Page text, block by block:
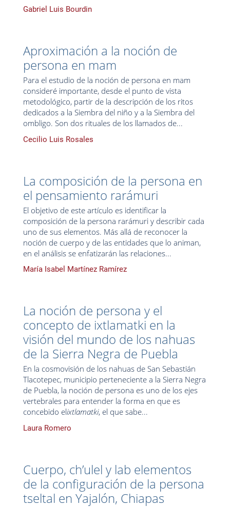
Gabriel Luis Bourdin
Aproximación a la noción de
persona en mam
Para el estudio de la noción de persona en mam
consideré importante, desde el punto de vista
metodológico, partir de la descripción de los ritos
dedicados a la Siembra del niño y a la Siembra del
ombligo. Son dos rituales de los llamados de...
Cecilio Luis Rosales
La composición de la persona en
el pensamiento rarámuri
El objetivo de este artículo es identificar la
composición de la persona rarámuri y describir cada
uno de sus elementos. Más allá de reconocer la
noción de cuerpo y de las entidades que lo animan,
en el análisis se enfatizarán las relaciones...
María Isabel Martínez Ramírez
La noción de persona y el
concepto de ixtlamatki en la
visión del mundo de los nahuas
de la Sierra Negra de Puebla
En la cosmovisión de los nahuas de San Sebastián
Tlacotepec, municipio perteneciente a la Sierra Negra
de Puebla, la noción de persona es uno de los ejes
vertebrales para entender la forma en que es
concebido elixtlamatki, el que sabe...
Laura Romero
Cuerpo, ch’ulel y lab elementos
de la configuración de la persona
tseltal en Yajalón, Chiapas